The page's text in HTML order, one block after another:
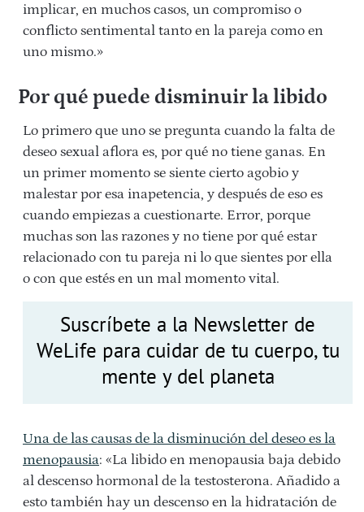
implicar, en muchos casos, un compromiso o
conflicto sentimental tanto en la pareja como en
uno mismo.»
Por qué puede disminuir la libido
Lo primero que uno se pregunta cuando la falta de
deseo sexual aflora es, por qué no tiene ganas. En
un primer momento se siente cierto agobio y
malestar por esa inapetencia, y después de eso es
cuando empiezas a cuestionarte. Error, porque
muchas son las razones y no tiene por qué estar
relacionado con tu pareja ni lo que sientes por ella
o con que estés en un mal momento vital.
Suscríbete a la Newsletter de
WeLife para cuidar de tu cuerpo, tu
mente y del planeta
Una de las causas de la disminución del deseo es la
menopausia: «La libido en menopausia baja debido
al descenso hormonal de la testosterona. Añadido a
esto también hay un descenso en la hidratación de